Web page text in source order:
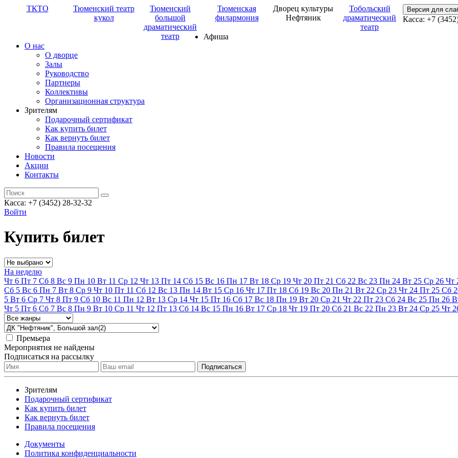
ТКТО
Тюменский театр
кукол
Тюменский
большой
драматический
театр
Тюменская
филармония
Дворец культуры
Нефтяник
Тобольский
драматический
театр
Версия для
Касса: +7
Афиша
О нас
О дворце
Залы
Руководство
Партнеры
Коллективы
Организационная структура
Зрителям
Подарочный сертификат
Как купить билет
Как вернуть билет
Правила посещения
Новости
Акции
Контакты
Касса: +7 (3452) 28-32-32
Войти
Купить билет
На неделю
Чт 6 Пт 7 Сб 8 Вс 9 Пн 10 Вт 11 Ср 12 Чт 13 Пт 14 Сб 15 Вс 16 Пн 17 Вт 18 Ср 19 Чт 20 Пт 21 Сб 22 Вс 23 Пн 24 Вт 25 Ср 26 Чт
Сб 5 Вс 6 Пн 7 Вт 8 Ср 9 Чт 10 Пт 11 Сб 12 Вс 13 Пн 14 Вт 15 Ср 16 Чт 17 Пт 18 Сб 19 Вс 20 Пн 21 Вт 22 Ср 23 Чт 24 Пт 25 Сб
5 Вт 6 Ср 7 Чт 8 Пт 9 Сб 10 Вс 11 Пн 12 Вт 13 Ср 14 Чт 15 Пт 16 Сб 17 Вс 18 Пн 19 Вт 20 Ср 21 Чт 22 Пт 23 Сб 24 Вс 25 Пн 26
Чт 5 Пт 6 Сб 7 Вс 8 Пн 9 Вт 10 Ср 11 Чт 12 Пт 13 Сб 14 Вс 15 Пн 16 Вт 17 Ср 18 Чт 19 Пт 20 Сб 21 Вс 22 Пн 23 Вт 24 Ср 25 Чт
Премьера
Мероприятия не найдены
Подписаться на рассылку
Зрителям
Подарочный сертификат
Как купить билет
Как вернуть билет
Правила посещения
Документы
Политика конфиденциальности